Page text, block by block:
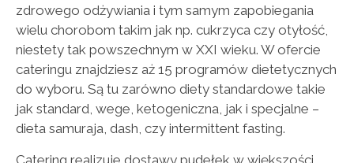
zdrowego odżywiania i tym samym zapobiegania
wielu chorobom takim jak np. cukrzyca czy otyłość,
niestety tak powszechnym w XXI wieku. W ofercie
cateringu znajdziesz aż 15 programów dietetycznych
do wyboru. Są tu zarówno diety standardowe takie
jak standard, wege, ketogeniczna, jak i specjalne –
dieta samuraja, dash, czy intermittent fasting.
Catering realizuje dostawy pudełek w większości